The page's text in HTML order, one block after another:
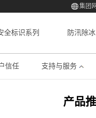
集团
全标识系列 防汛除冰
信任 支持与服务
产品